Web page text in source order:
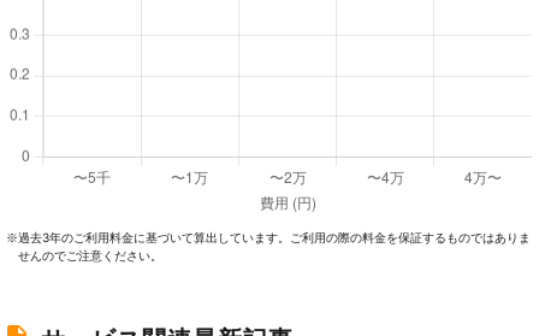
※過去3年のご利⽤料⾦に基づいて算出しています。ご利⽤の際の料⾦を保証するものではありま
せんのでご注意ください。